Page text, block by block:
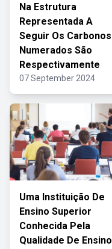
Na Estrutura
Representada A
Seguir Os Carbonos
Numerados São
Respectivamente
07 September 2024
Uma Instituição De
Ensino Superior
Conhecida Pela
Qualidade De Ensino